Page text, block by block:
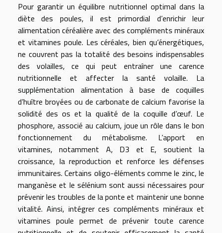
Pour garantir un équilibre nutritionnel optimal dans la
diète des poules, il est primordial d’enrichir leur
alimentation céréalière avec des compléments minéraux
et vitamines poule. Les céréales, bien qu’énergétiques,
ne couvrent pas la totalité des besoins indispensables
des volailles, ce qui peut entraîner une carence
nutritionnelle et affecter la santé volaille. La
supplémentation alimentation à base de coquilles
d’huître broyées ou de carbonate de calcium favorise la
solidité des os et la qualité de la coquille d’œuf. Le
phosphore, associé au calcium, joue un rôle dans le bon
fonctionnement du métabolisme. L’apport en
vitamines, notamment A, D3 et E, soutient la
croissance, la reproduction et renforce les défenses
immunitaires. Certains oligo-éléments comme le zinc, le
manganèse et le sélénium sont aussi nécessaires pour
prévenir les troubles de la ponte et maintenir une bonne
vitalité. Ainsi, intégrer ces compléments minéraux et
vitamines poule permet de prévenir toute carence